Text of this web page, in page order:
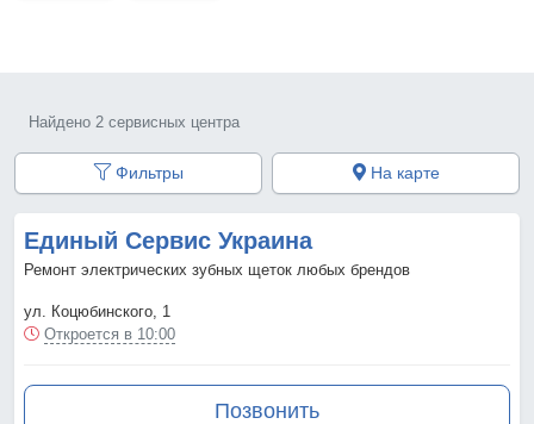
Найдено 2 сервисных центра
Фильтры На карте
Единый Сервис Украина
Ремонт электрических зубных щеток любых брендов
ул. Коцюбинского, 1
Откроется в 10:00
Позвонить